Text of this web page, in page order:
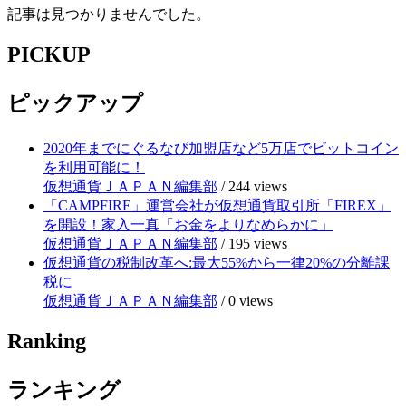
記事は見つかりませんでした。
PICKUP
ピックアップ
2020年までにぐるなび加盟店など5万店でビットコイン
を利用可能に！
仮想通貨ＪＡＰＡＮ編集部 / 244 views
「CAMPFIRE」運営会社が仮想通貨取引所「FIREX」
を開設！家入一真「お金をよりなめらかに」
仮想通貨ＪＡＰＡＮ編集部 / 195 views
仮想通貨の税制改革へ:最大55%から一律20%の分離課
税に
仮想通貨ＪＡＰＡＮ編集部 /0 views
Ranking
ランキング